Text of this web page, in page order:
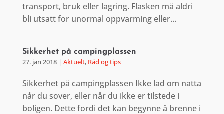
transport, bruk eller lagring. Flasken må aldri
bli utsatt for unormal oppvarming eller...
Sikkerhet på campingplassen
27. jan 2018| Aktuelt, Råd og tips
Sikkerhet på campingplassen Ikke lad om natta
når du sover, eller når du ikke er tilstede i
boligen. Dette fordi det kan begynne å brenne i